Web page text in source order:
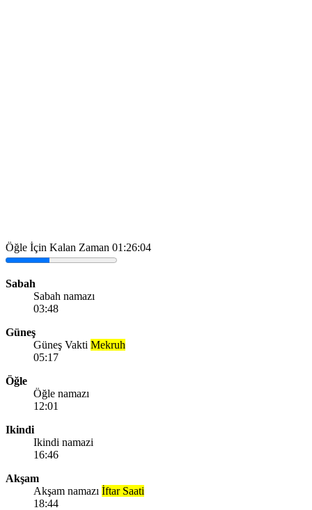
Öğle İçin Kalan Zaman 01:26:04
Sabah
Sabah namazı
03:48
Güneş
Güneş Vakti Mekruh
05:17
Öğle
Öğle namazı
12:01
Ikindi
Ikindi namazi
16:46
Akşam
Akşam namazı İftar Saati
18:44